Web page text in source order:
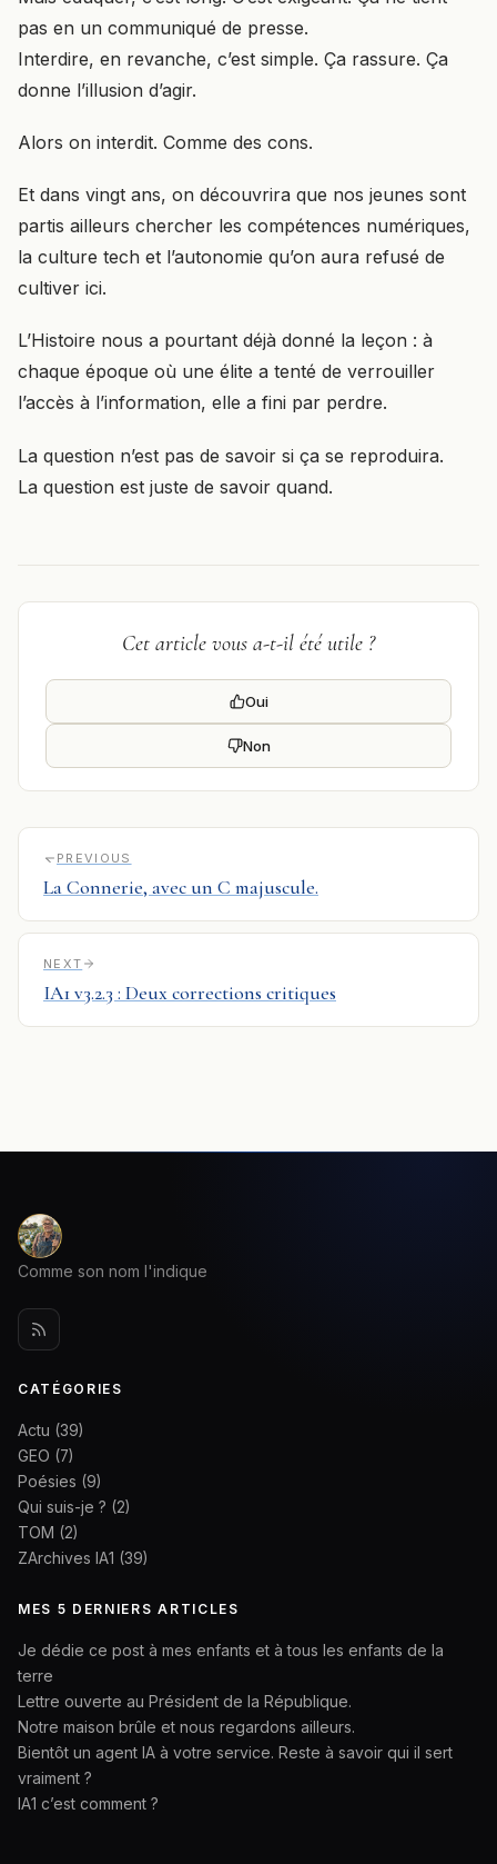
pas en un communiqué de presse.
Interdire, en revanche, c’est simple. Ça rassure. Ça
donne l’illusion d’agir.
Alors on interdit. Comme des cons.
Et dans vingt ans, on découvrira que nos jeunes sont
partis ailleurs chercher les compétences numériques,
la culture tech et l’autonomie qu’on aura refusé de
cultiver ici.
L’Histoire nous a pourtant déjà donné la leçon : à
chaque époque où une élite a tenté de verrouiller
l’accès à l’information, elle a fini par perdre.
La question n’est pas de savoir si ça se reproduira.
La question est juste de savoir quand.
Oui
Non
PREVIOUS
La Connerie, avec un C majuscule.
NEXT
IA1 v3.2.3 : Deux corrections critiques
Comme son nom l'indique
CATÉGORIES
Actu (39)
GEO (7)
Poésies (9)
Qui suis-je ? (2)
TOM (2)
ZArchives IA1 (39)
MES 5 DERNIERS ARTICLES
Je dédie ce post à mes enfants et à tous les enfants de la
terre
Lettre ouverte au Président de la République.
Notre maison brûle et nous regardons ailleurs.
Bientôt un agent IA à votre service. Reste à savoir qui il sert
vraiment ?
IA1 c’est comment ?